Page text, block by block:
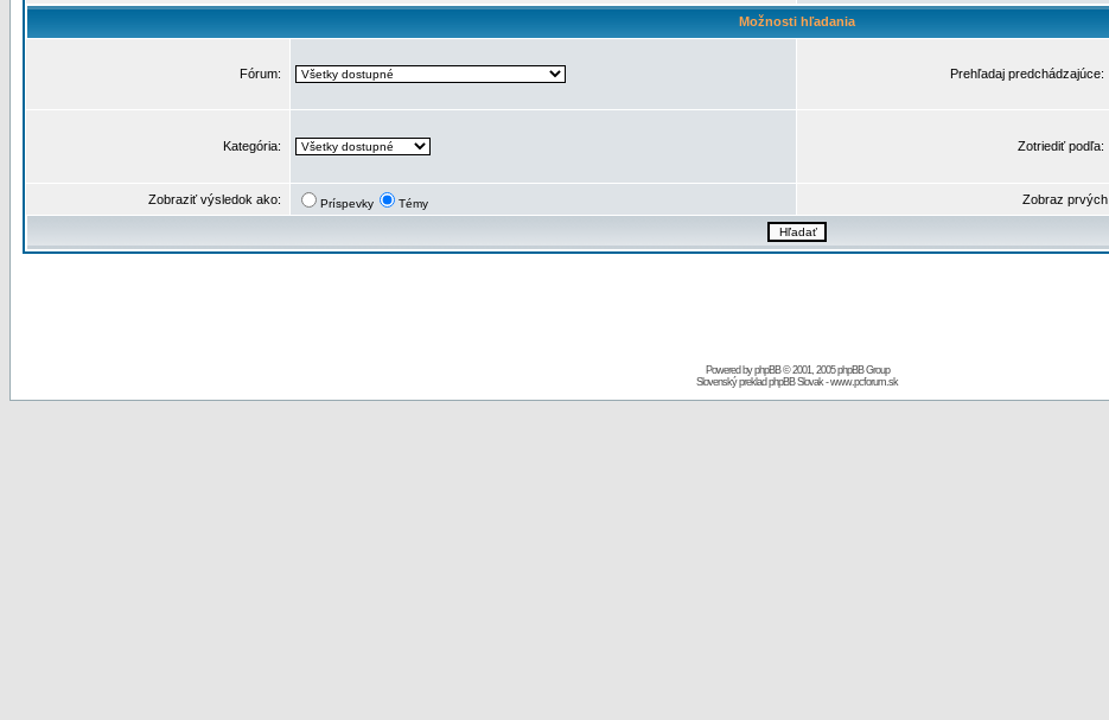
Možnosti hľadania
Fórum: Prehľadaj predchádzajúce:
Kategória: Zotriediť podľa:
Zobraziť výsledok ako: Príspevky Témy Zobraz prvých
Powered byphpBB© 2001, 2005 phpBB Group
Slovenský preklad phpBB Slovak-www.pcforum.sk